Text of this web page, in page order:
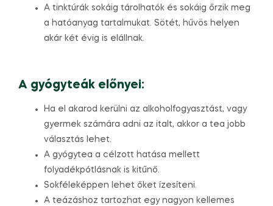
A tinktúrák sokáig tárolhatók és sokáig őrzik meg
a hatóanyag tartalmukat. Sötét, hűvös helyen
akár két évig is elállnak.
A gyógyteák előnyei:
Ha el akarod kerülni az alkoholfogyasztást, vagy
gyermek számára adni az italt, akkor a tea jobb
választás lehet.
A gyógytea a célzott hatása mellett
folyadékpótlásnak is kitűnő.
Sokféleképpen lehet őket ízesíteni.
A teázáshoz tartozhat egy nagyon kellemes